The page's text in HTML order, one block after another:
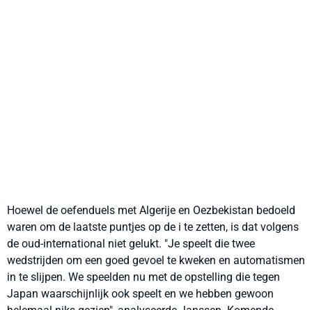
Hoewel de oefenduels met Algerije en Oezbekistan bedoeld
waren om de laatste puntjes op de i te zetten, is dat volgens
de oud-international niet gelukt. "Je speelt die twee
wedstrijden om een goed gevoel te kweken en automatismen
in te slijpen. We speelden nu met de opstelling die tegen
Japan waarschijnlijk ook speelt en we hebben gewoon